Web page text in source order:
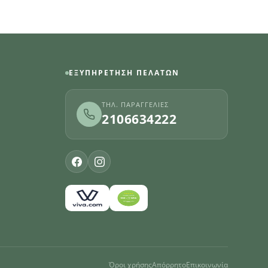
ΕΞΥΠΗΡΈΤΗΣΗ ΠΕΛΑΤΏΝ
ΤΗΛ. ΠΑΡΑΓΓΕΛΊΕΣ
2106634222
Όροι χρήσηςΑπόρρητοΕπικοινωνία